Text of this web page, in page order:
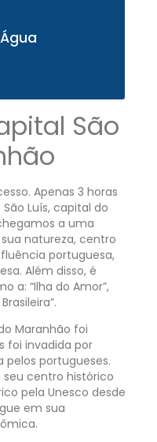
São
Apenas 3 horas
Luís, capital do
a uma
natureza, centro
portuguesa,
Além disso, é
a: “Ilha do Amor”,
Maranhão foi
foi invadida por
pelos portugueses.
seu centro histórico
pela Unesco desde
em sua